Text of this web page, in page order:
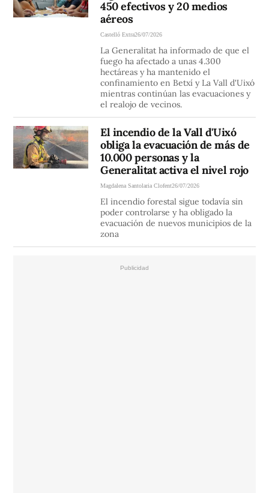
450 efectivos y 20 medios
aéreos
Castelló Extra26/07/2026
La Generalitat ha informado de que el
fuego ha afectado a unas 4.300
hectáreas y ha mantenido el
confinamiento en Betxí y La Vall d'Uixó
mientras continúan las evacuaciones y
el realojo de vecinos.
El incendio de la Vall d'Uixó
obliga la evacuación de más de
10.000 personas y la
Generalitat activa el nivel rojo
Magdalena Santolaria Clofent26/07/2026
El incendio forestal sigue todavía sin
poder controlarse y ha obligado la
evacuación de nuevos municipios de la
zona